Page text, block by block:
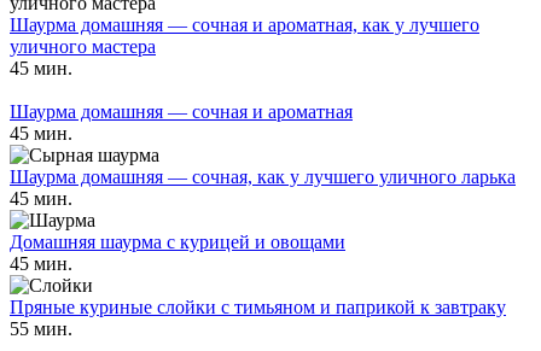
Шаурма домашняя — сочная и ароматная, как у лучшего
уличного мастера
45 мин.
Шаурма домашняя — сочная и ароматная
45 мин.
Шаурма домашняя — сочная, как у лучшего уличного ларька
45 мин.
Домашняя шаурма с курицей и овощами
45 мин.
Пряные куриные слойки с тимьяном и паприкой к завтраку
55 мин.